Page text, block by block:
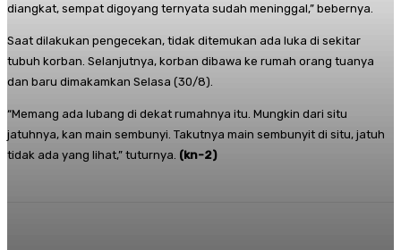
diangkat, sempat digoyang ternyata sudah meninggal,” bebernya.
Saat dilakukan pengecekan, tidak ditemukan ada luka di sekitar
tubuh korban. Selanjutnya, korban dibawa ke rumah orang tuanya
dan baru dimakamkan Selasa (30/8).
“Memang ada lubang di dekat rumahnya itu. Mungkin dari situ
jatuhnya, kan main sembunyi. Takutnya main sembunyit di situ, jatuh
tidak ada yang lihat,” tuturnya. (kn-2)